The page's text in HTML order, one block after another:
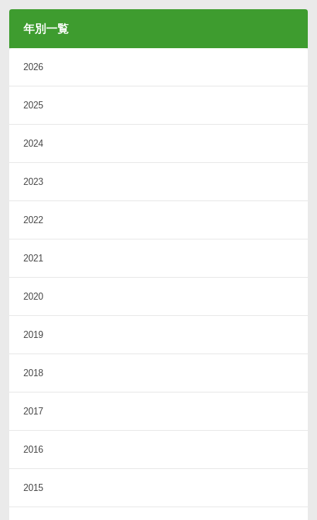
年別一覧
2026
2025
2024
2023
2022
2021
2020
2019
2018
2017
2016
2015